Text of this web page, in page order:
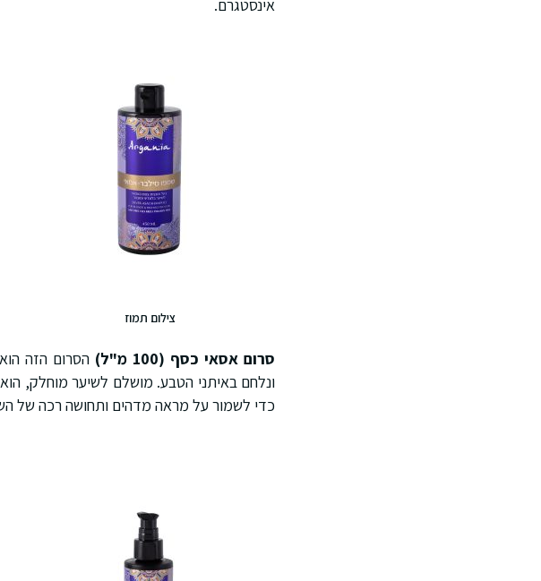
אינסטגרם.
צילום תמוז
סרום אסאי כסף (100 מ"ל)
הסרום הזה
כדי לשמור על מראה מדהים ותחושה רכה של השיער. כל